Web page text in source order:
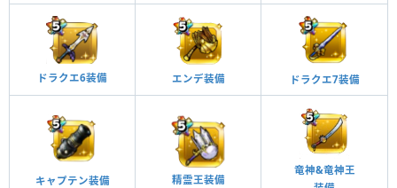
ドラクエ6装備 エンデ装備 ドラクエ7装備
キャプテン装備 精霊王装備
竜神&竜神王